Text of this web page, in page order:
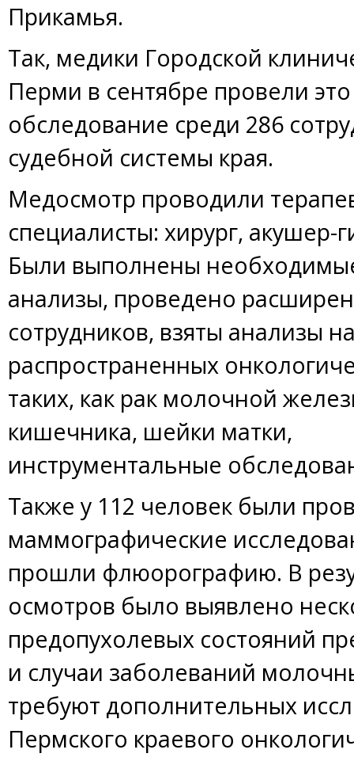
Прикамья.
Так, медики Городской
Перми в сентябре провели
обследование среди 286
судебной системы края.
Медосмотр проводили
специалисты: хирург, акушер-
Были выполнены
анализы, проведено
сотрудников, взяты анализы
распространенных
таких, как рак молочной
кишечника, шейки матки,
инструментальные
Также у 112 человек были
маммографические
прошли флюорографию. В
осмотров было выявлено
предопухолевых состояний
и случаи заболеваний
требуют дополнительных
Пермского краевого